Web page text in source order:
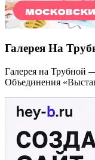
Галерея На
Галерея на Трубной
Объединения